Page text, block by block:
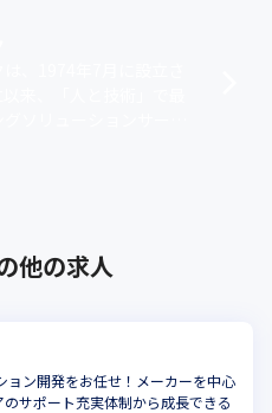
他の求人
ン開発をお任せ！メーカーを中心
サポート充実体制から成長できる